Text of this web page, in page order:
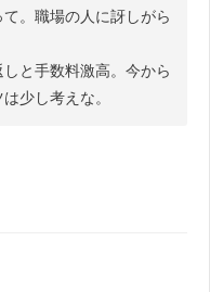
。職場の人に訝しがら
と手数料激高。今から
少し考えな。